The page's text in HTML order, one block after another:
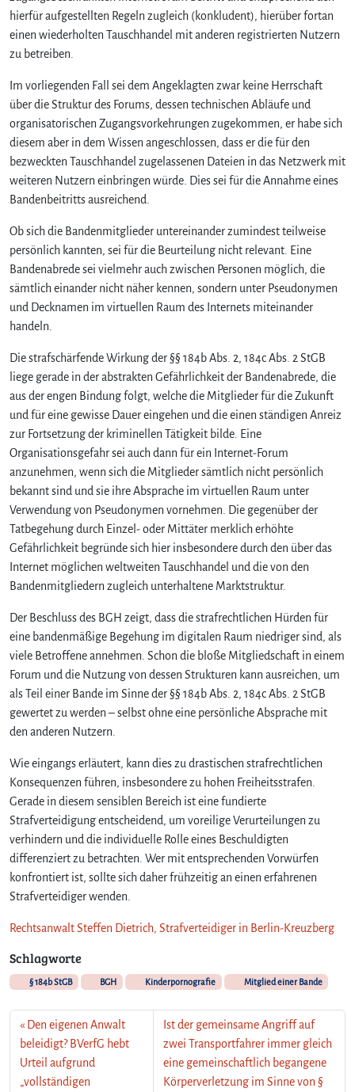
hierfür aufgestellten Regeln zugleich (konkludent), hierüber fortan
einen wiederholten Tauschhandel mit anderen registrierten Nutzern
zu betreiben.
Im vorliegenden Fall sei dem Angeklagten zwar keine Herrschaft
über die Struktur des Forums, dessen technischen Abläufe und
organisatorischen Zugangsvorkehrungen zugekommen, er habe sich
diesem aber in dem Wissen angeschlossen, dass er die für den
bezweckten Tauschhandel zugelassenen Dateien in das Netzwerk mit
weiteren Nutzern einbringen würde. Dies sei für die Annahme eines
Bandenbeitritts ausreichend.
Ob sich die Bandenmitglieder untereinander zumindest teilweise
persönlich kannten, sei für die Beurteilung nicht relevant. Eine
Bandenabrede sei vielmehr auch zwischen Personen möglich, die
sämtlich einander nicht näher kennen, sondern unter Pseudonymen
und Decknamen im virtuellen Raum des Internets miteinander
handeln.
Die strafschärfende Wirkung der §§ 184b Abs. 2, 184c Abs. 2 StGB
liege gerade in der abstrakten Gefährlichkeit der Bandenabrede, die
aus der engen Bindung folgt, welche die Mitglieder für die Zukunft
und für eine gewisse Dauer eingehen und die einen ständigen Anreiz
zur Fortsetzung der kriminellen Tätigkeit bilde. Eine
Organisationsgefahr sei auch dann für ein Internet-Forum
anzunehmen, wenn sich die Mitglieder sämtlich nicht persönlich
bekannt sind und sie ihre Absprache im virtuellen Raum unter
Verwendung von Pseudonymen vornehmen. Die gegenüber der
Tatbegehung durch Einzel- oder Mittäter merklich erhöhte
Gefährlichkeit begründe sich hier insbesondere durch den über das
Internet möglichen weltweiten Tauschhandel und die von den
Bandenmitgliedern zugleich unterhaltene Marktstruktur.
Der Beschluss des BGH zeigt, dass die strafrechtlichen Hürden für
eine bandenmäßige Begehung im digitalen Raum niedriger sind, als
viele Betroffene annehmen. Schon die bloße Mitgliedschaft in einem
Forum und die Nutzung von dessen Strukturen kann ausreichen, um
als Teil einer Bande im Sinne der §§ 184b Abs. 2, 184c Abs. 2 StGB
gewertet zu werden – selbst ohne eine persönliche Absprache mit
den anderen Nutzern.
Wie eingangs erläutert, kann dies zu drastischen strafrechtlichen
Konsequenzen führen, insbesondere zu hohen Freiheitsstrafen.
Gerade in diesem sensiblen Bereich ist eine fundierte
Strafverteidigung entscheidend, um voreilige Verurteilungen zu
verhindern und die individuelle Rolle eines Beschuldigten
differenziert zu betrachten. Wer mit entsprechenden Vorwürfen
konfrontiert ist, sollte sich daher frühzeitig an einen erfahrenen
Strafverteidiger wenden.
Rechtsanwalt Steffen Dietrich, Strafverteidiger in Berlin-Kreuzberg
Schlagworte
§ 184b StGB BGH Kinderpornografie Mitglied einer Bande
Den eigenen Anwalt
beleidigt? BVerfG hebt
Urteil aufgrund
„vollständigen
Ist der gemeinsame Angriff auf
zwei Transportfahrer immer gleich
eine gemeinschaftlich begangene
Körperverletzung im Sinne von §